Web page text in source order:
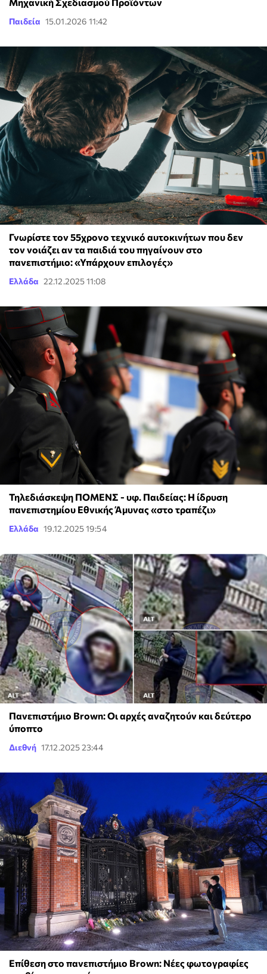
Παιδεία 15.01.2026 11:42
Γνωρίστε τον 55χρονο τεχνικό αυτοκινήτων που δεν
τον νοιάζει αν τα παιδιά του πηγαίνουν στο
πανεπιστήμιο: «Υπάρχουν επιλογές»
Ελλάδα 22.12.2025 11:08
Τηλεδιάσκεψη ΠΟΜΕΝΣ - υφ. Παιδείας: Η ίδρυση
πανεπιστημίου Εθνικής Άμυνας «στο τραπέζι»
Ελλάδα 19.12.2025 19:54
Πανεπιστήμιο Brown: Οι αρχές αναζητούν και δεύτερο
ύποπτο
Διεθνή 17.12.2025 23:44
Επίθεση στο πανεπιστήμιο Brown: Νέες φωτογραφίες